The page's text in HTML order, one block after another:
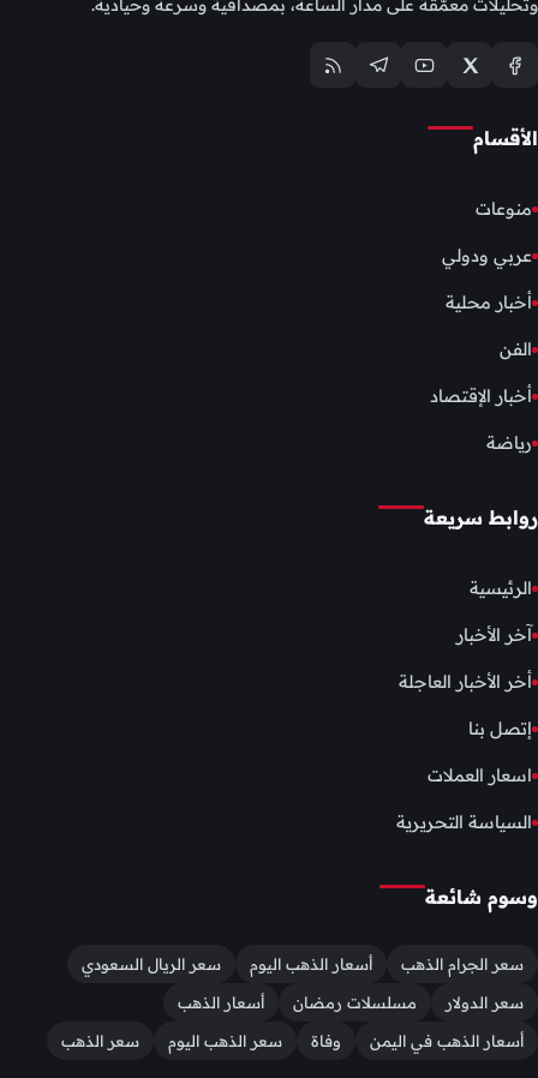
وتحليلات معمّقة على مدار الساعة، بمصداقية وسرعة وحيادية.
الأقسام
منوعات
عربي ودولي
أخبار محلية
الفن
أخبار الإقتصاد
رياضة
روابط سريعة
الرئيسية
آخر الأخبار
أخر الأخبار العاجلة
إتصل بنا
اسعار العملات
السياسة التحريرية
وسوم شائعة
سعر الجرام الذهب أسعار الذهب اليوم
سعر الريال السعودي
سعر الدولار
مسلسلات رمضان
أسعار الذهب
أسعار الذهب في اليمن
وفاة سعر الذهب اليوم سعر الذهب